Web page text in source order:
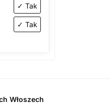
✓ Tak
✓ Tak
Włoszech